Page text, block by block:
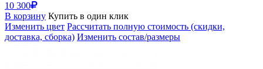
10 300
В корзину Купить в один клик
Изменить цвет Рассчитать полную стоимость (скидки,
доставка, сборка) Изменить состав/размеры